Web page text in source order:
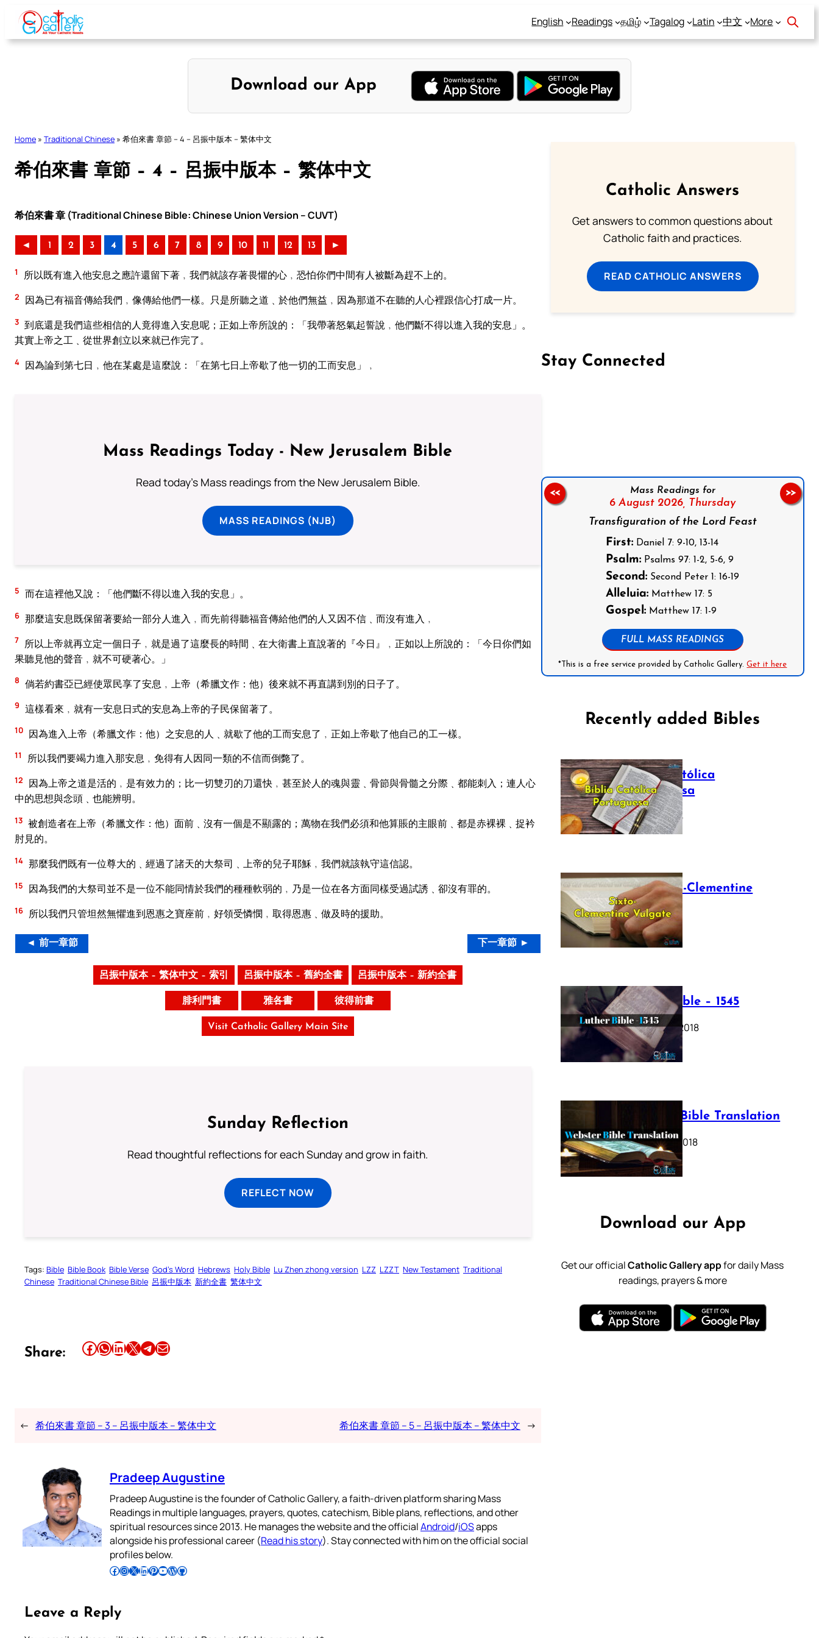
Skip
content
English Readings தமிழ் Tagalog Latin 中文 More
Download our App
Home » Traditional Chinese » 希伯來書 章節 – 4 – 呂振中版本 – 繁体中文
希伯來書 章節 – 4 – 呂振中版本 – 繁体中文
希伯來書 章 (Traditional Chinese Bible: Chinese Union Version – CUVT)
◄ 1 2 3 4 5 6 7 8 9 10 11 12 13 ►
1 所以既有進入他安息之應許還留下著﹐我們就該存著畏懼的心﹐恐怕你們中間有人被斷為趕不上的。
2 因為已有福音傳給我們﹐像傳給他們一樣。只是所聽之道﹑於他們無益﹐因為那道不在聽的人心裡跟信心打成一片。
3 到底還是我們這些相信的人竟得進入安息呢；正如上帝所說的：「我帶著怒氣起誓說﹐他們斷不得以進入我的安息」。
其實上帝之工﹑從世界創立以來就已作完了。
4 因為論到第七日﹐他在某處是這麼說：「在第七日上帝歇了他一切的工而安息」﹐
Mass Readings Today - New Jerusalem Bible
Read today's Mass readings from the New Jerusalem Bible.
MASS READINGS (NJB)
5 而在這裡他又說：「他們斷不得以進入我的安息」。
6 那麼這安息既保留著要給一部分人進入﹐而先前得聽福音傳給他們的人又因不信﹑而沒有進入﹐
7 所以上帝就再立定一個日子﹐就是過了這麼長的時間﹑在大衛書上直說著的『今日』﹐正如以上所說的：「今日你們如
果聽見他的聲音﹐就不可硬著心。」
8 倘若約書亞已經使眾民享了安息﹐上帝（希臘文作：他）後來就不再直講到別的日子了。
9 這樣看來﹐就有一安息日式的安息為上帝的子民保留著了。
10 因為進入上帝（希臘文作：他）之安息的人﹑就歇了他的工而安息了﹐正如上帝歇了他自己的工一樣。
11 所以我們要竭力進入那安息﹐免得有人因同一類的不信而倒斃了。
12
因為上帝之道是活的﹐是有效力的；比一切雙刃的刀還快﹐甚至於人的魂與靈﹑骨節與骨髓之分際﹑都能刺入；連人心
中的思想與念頭﹑也能辨明。
13 被創造者在上帝（希臘文作：他）面前﹑沒有一個是不顯露的；萬物在我們必須和他算賬的主眼前﹑都是赤裸裸﹑捉衿
肘見的。
14 那麼我們既有一位尊大的﹑經過了諸天的大祭司﹑上帝的兒子耶穌﹐我們就該執守這信認。
15 因為我們的大祭司並不是一位不能同情於我們的種種軟弱的﹐乃是一位在各方面同樣受過試誘﹑卻沒有罪的。
16 所以我們只管坦然無懼進到恩惠之寶座前﹐好領受憐憫﹐取得恩惠﹑做及時的援助。
◄ 前一章節 下一章節 ►
呂振中版本 – 繁体中文 – 索引 呂振中版本 – 舊約全書 呂振中版本 – 新約全書
腓利門書 雅各書 彼得前書
Visit Catholic Gallery Main Site
Sunday Reflection
Read thoughtful reflections for each Sunday and grow in faith.
REFLECT NOW
Tags: Bible Bible Book Bible Verse God’s Word Hebrews Holy Bible Lu Zhen zhong version LZZ LZZT New Testament Traditional
Chinese Traditional Chinese Bible 呂振中版本 新約全書 繁体中文
Share: Share this article on Facebook Share this article on WhatsApp Share this article on LinkedIn Share this article on X Share this article on TelegramEmail this Article
← 希伯來書 章節 – 3 – 呂振中版本 – 繁体中文 希伯來書 章節 – 5 – 呂振中版本 – 繁体中文 →
Pradeep Augustine
Pradeep Augustine is the founder of Catholic Gallery, a faith-driven platform sharing Mass
Readings in multiple languages, prayers, quotes, catechism, Bible plans, reflections, and other
spiritual resources since 2013. He manages the website and the officialAndroid/iOSapps
alongside his professional career (Read his story). Stay connected with him on the official social
profiles below.
Follow Pradeep on Facebook Follow Pradeep on InstagramFollow Pradeep on X Follow Pradeep on LinkedIn Follow Pradeep on Pinterest Subscribe to Pradeep’s Youtube Channel Follow Pradeep on WordPress Follow Pradeep on GitHub
Leave a Reply
Catholic Answers
Get answers to common questions about
Catholic faith and practices.
READ CATHOLIC ANSWERS
Stay Connected
Mass Readings for
6 August 2026, Thursday
Transfiguration of the Lord Feast
First: Daniel 7: 9-10, 13-14
Psalm: Psalms 97: 1-2, 5-6, 9
Second: Second Peter 1: 16-19
Alleluia: Matthew 17: 5
Gospel: Matthew 17: 1-9
FULL MASS READINGS
*This is a free service provided by Catholic Gallery.Get it here
<< >>
Recently added Bibles
Bíblia Católica
Portuguesa
July 16, 2025
The Sixto-Clementine
Vulgate
July 12, 2025
Luther Bible – 1545
October 17, 2018
Webster Bible Translation
October 11, 2018
Download our App
Get our officialCatholic Gallery appfor daily Mass
readings, prayers & more